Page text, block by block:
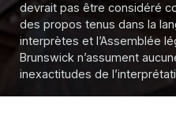
devrait pas être considéré
des propos tenus dans la
interprètes et l’Assemblée
Brunswick n’assument
inexactitudes de